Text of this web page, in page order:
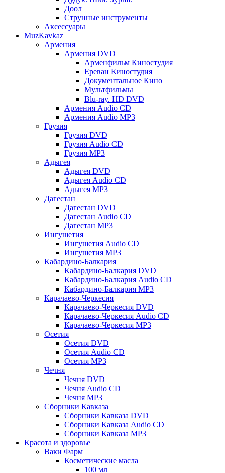
Доол
Струнные инструменты
Аксессуары
MuzKavkaz
Армения
Армения DVD
Арменфильм Киностудия
Ереван Киностудия
Документальное Кино
Мультфильмы
Blu-ray. HD DVD
Армения Audio CD
Армения Audio MP3
Грузия
Грузия DVD
Грузия Audio CD
Грузия MP3
Адыгея
Адыгея DVD
Адыгея Audio CD
Адыгея MP3
Дагестан
Дагестан DVD
Дагестан Audio CD
Дагестан MP3
Ингушетия
Ингушетия Audio CD
Ингушетия MP3
Кабардино-Балкария
Кабардино-Балкария DVD
Кабардино-Балкария Audio CD
Кабардино-Балкария MP3
Карачаево-Черкесия
Карачаево-Черкесия DVD
Карачаево-Черкесия Audio CD
Карачаево-Черкесия MP3
Осетия
Осетия DVD
Осетия Audio CD
Осетия MP3
Чечня
Чечня DVD
Чечня Audio CD
Чечня MP3
Сборники Кавказа
Сборники Кавказа DVD
Сборники Кавказа Audio CD
Сборники Кавказа MP3
Красота и здоровье
Ваки Фарм
Косметические масла
100 мл